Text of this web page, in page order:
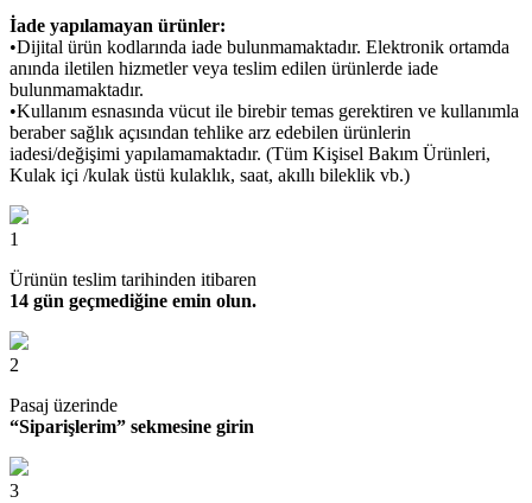
İade yapılamayan ürünler:
•Dijital ürün kodlarında iade bulunmamaktadır. Elektronik ortamda
anında iletilen hizmetler veya teslim edilen ürünlerde iade
bulunmamaktadır.
•Kullanım esnasında vücut ile birebir temas gerektiren ve kullanımla
beraber sağlık açısından tehlike arz edebilen ürünlerin
iadesi/değişimi yapılamamaktadır. (Tüm Kişisel Bakım Ürünleri,
Kulak içi /kulak üstü kulaklık, saat, akıllı bileklik vb.)
1
Ürünün teslim tarihinden itibaren
14 gün geçmediğine emin olun.
2
Pasaj üzerinde
“Siparişlerim” sekmesine girin
3